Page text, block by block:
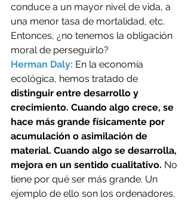
conduce a un mayor nivel de vida, a
una menor tasa de mortalidad, etc.
Entonces, ¿no tenemos la obligación
moral de perseguirlo?
Herman Daly: En la economía
ecológica, hemos tratado de
distinguir entre desarrollo y
crecimiento. Cuando algo crece, se
hace más grande físicamente por
acumulación o asimilación de
material. Cuando algo se desarrolla,
mejora en un sentido cualitativo. No
tiene por qué ser más grande. Un
ejemplo de ello son los ordenadores.